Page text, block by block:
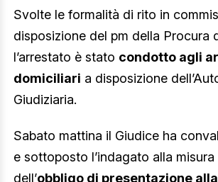
Svolte le formalità di rito in
disposizione del pm della Procura
l’arrestato è stato condotto agli
domiciliari a disposizione
Giudiziaria.
Sabato mattina il Giudice ha
e sottoposto l’indagato alla
dell’obbligo di presentazione